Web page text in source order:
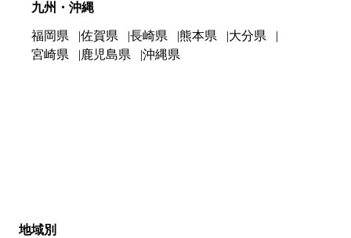
九州・沖縄
福岡県 佐賀県 長崎県 熊本県
大分県
宮崎県
鹿児島県 沖縄県
地域別